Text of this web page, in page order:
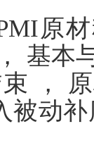
原
基本
，
被动